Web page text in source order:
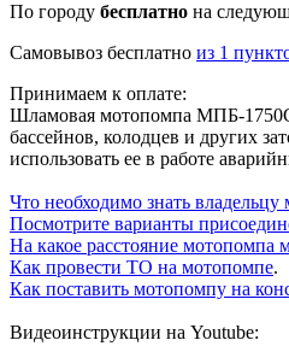
По городу бесплатно на
Cамовывоз бесплатно из 1
Принимаем к оплате:
Шламовая мотопомпа МПБ-1750С
бассейнов, колодцев и других
использовать ее в работе
Что необходимо знать
Посмотрите варианты
На какое расстояние мотопомпа
Как провести ТО на мотопомпе.
Как поставить мотопомпу на
Видеоинструкции на Youtube: